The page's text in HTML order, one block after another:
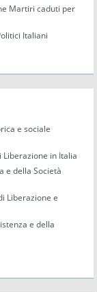
Martiri caduti per
Italiani
e sociale
in Italia
e della Società
Liberazione e
e della